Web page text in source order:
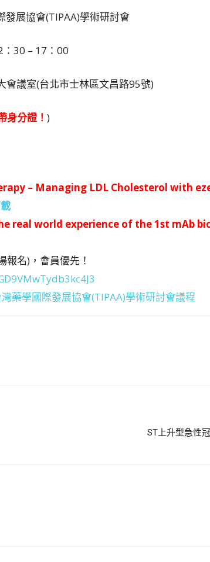
展協會(TIPAA)學術研討會
30 – 17：00
會議室(台北市士林區文昌路95號)
身分證！ )
– Managing LDL Cholesterol with
real world experience of the 1st mAb
報名)，會員優先！
藥學國際發展協會(TIPAA)學術研討會議程
ST上升型急性